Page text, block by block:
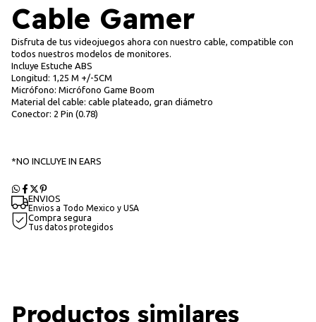
Cable Gamer
Disfruta de tus videojuegos ahora con nuestro cable, compatible con
todos nuestros modelos de monitores.
Incluye Estuche ABS
Longitud: 1,25 M +/-5CM
Micrófono: Micrófono Game Boom
Material del cable: cable plateado, gran diámetro
Conector: 2 Pin (0.78)
*NO INCLUYE IN EARS
ENVIOS
Envios a Todo Mexico y USA
Compra segura
Tus datos protegidos
Productos similares